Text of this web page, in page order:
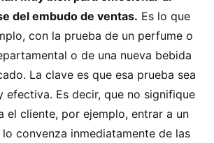
del embudo de ventas. Es lo que
con la prueba de un perfume o
o de una nueva bebida
La clave es que esa prueba sea
efectiva. Es decir, que no signifique
el cliente, por ejemplo, entrar a un
convenza inmediatamente de las